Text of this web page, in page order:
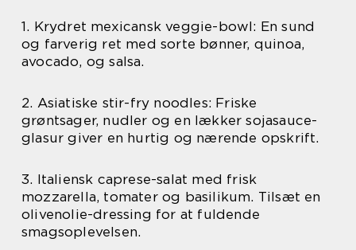
1. Krydret mexicansk veggie-bowl: En sund
og farverig ret med sorte bønner, quinoa,
avocado, og salsa.
2. Asiatiske stir-fry noodles: Friske
grøntsager, nudler og en lækker sojasauce-
glasur giver en hurtig og nærende opskrift.
3. Italiensk caprese-salat med frisk
mozzarella, tomater og basilikum. Tilsæt en
olivenolie-dressing for at fuldende
smagsoplevelsen.